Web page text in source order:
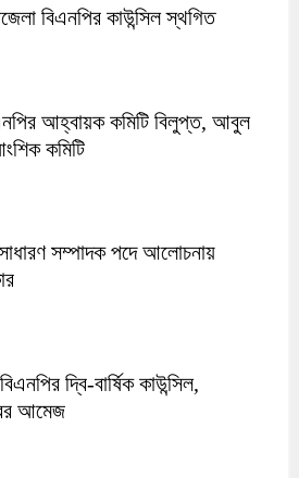
বিএনপির কাউন্সিল স্থগিত
আহ্বায়ক কমিটি বিলুপ্ত, আবুল
কমিটি
সাধারণ সম্পাদক পদে আলোচনায়
দ্বি-বার্ষিক কাউন্সিল,
আমেজ